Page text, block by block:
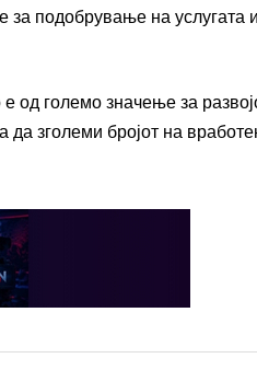
за подобрување на услугата и
од големо значење за
да зголеми бројот на